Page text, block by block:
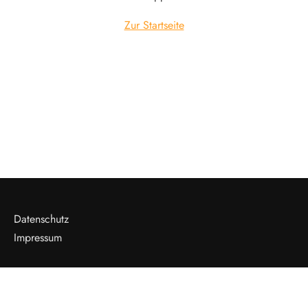
Zur Startseite
Datenschutz
Impressum